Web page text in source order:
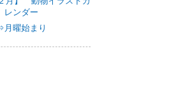
レンダー
月曜始まり